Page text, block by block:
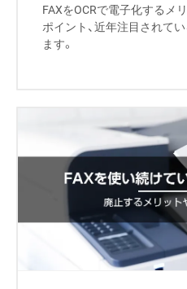
FAXをOCRで電子化するメ
ポイント、近年注目されて
ます。